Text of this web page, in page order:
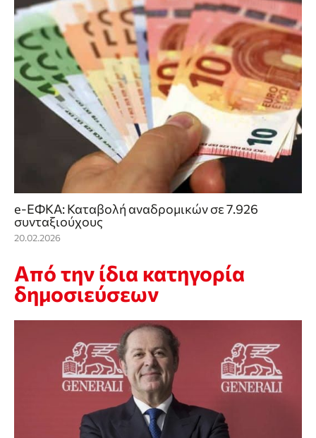
e-ΕΦΚΑ: Καταβολή αναδρομικών σε 7.926
συνταξιούχους
20.02.2026
Από την ίδια κατηγορία
δημοσιεύσεων